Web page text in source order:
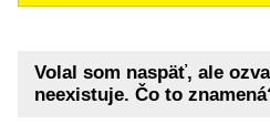
Volal som naspäť, ale
neexistuje. Čo to